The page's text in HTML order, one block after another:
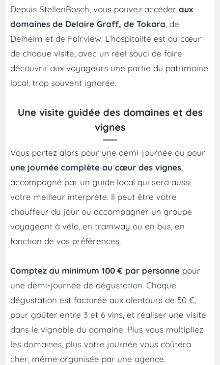
Depuis StellenBosch, vous pouvez accéder aux
domaines de Delaire Graff, de Tokara, de
Delheim et de Fairview. L’hospitalité est au cœur
de chaque visite, avec un réel souci de faire
découvrir aux voyageurs une partie du patrimoine
local, trop souvent ignorée.
Une visite guidée des domaines et des
vignes
Vous partez alors pour une demi-journée ou pour
une journée complète au cœur des vignes,
accompagné par un guide local qui sera aussi
votre meilleur interprète. Il peut être votre
chauffeur du jour ou accompagner un groupe
voyageant à vélo, en tramway ou en bus, en
fonction de vos préférences.
Comptez au minimum 100 € par personne pour
une demi-journée de dégustation. Chaque
dégustation est facturée aux alentours de 50 €,
pour goûter entre 3 et 6 vins, et réaliser une visite
dans le vignoble du domaine. Plus vous multipliez
les domaines, plus votre journée vous coûtera
cher, même organisée par une agence.